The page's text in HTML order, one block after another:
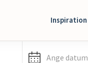
Inspiration
Ange datum